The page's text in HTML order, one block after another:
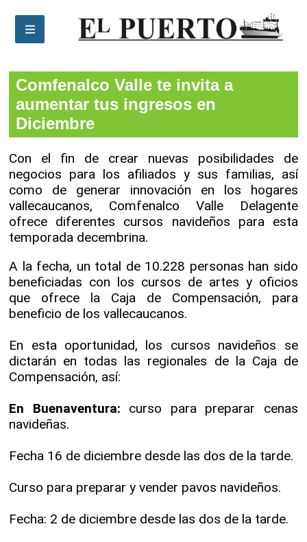
ingresos en Diciembre
Comfenalco Valle te invita a
aumentar tus ingresos en
Diciembre
Con el fin de crear nuevas posibilidades de
negocios para los afiliados y sus familias, así
como de generar innovación en los hogares
vallecaucanos, Comfenalco Valle Delagente
ofrece diferentes cursos navideños para esta
temporada decembrina.
A la fecha, un total de 10.228 personas han sido
beneficiadas con los cursos de artes y oficios
que ofrece la Caja de Compensación, para
beneficio de los vallecaucanos.
En esta oportunidad, los cursos navideños se
dictarán en todas las regionales de la Caja de
Compensación, así:
En Buenaventura: curso para preparar cenas
navideñas.
Fecha 16 de diciembre desde las dos de la tarde.
Curso para preparar y vender pavos navideños.
Fecha: 2 de diciembre desde las dos de la tarde.